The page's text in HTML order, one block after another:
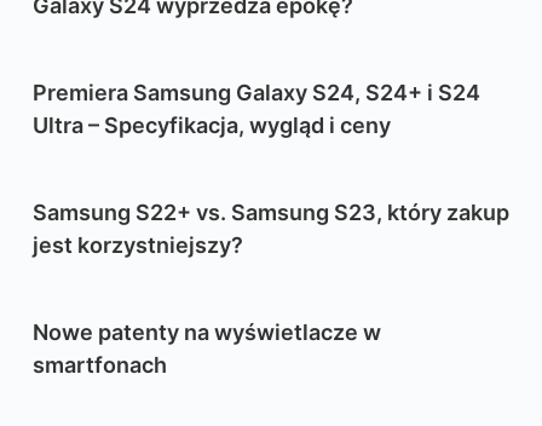
Galaxy S24 wyprzedza epokę?
Premiera Samsung Galaxy S24, S24+ i S24
Ultra – Specyfikacja, wygląd i ceny
Samsung S22+ vs. Samsung S23, który zakup
jest korzystniejszy?
Nowe patenty na wyświetlacze w
smartfonach